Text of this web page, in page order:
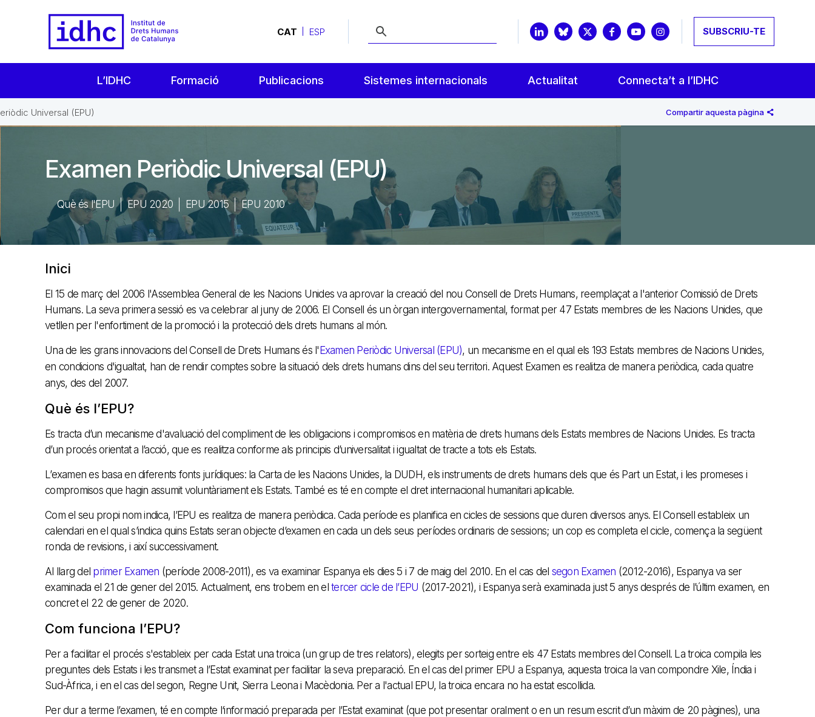
CAT ESP SUBSCRIU-TE
L’IDHC Formació Publicacions Sistemes internacionals Actualitat Connecta’t a l’IDHC
Universal (EPU) Compartir aquesta pàgina
Examen Periòdic Universal (EPU)
Què és l'EPU EPU 2020 EPU 2015 EPU 2010
Inici
El 15 de març del 2006 l'Assemblea General de les Nacions Unides va aprovar la creació del nou Consell de Drets Humans, reemplaçat a l'anterior Comissió de Drets
Humans. La seva primera sessió es va celebrar al juny de 2006. El Consell és un òrgan intergovernamental, format per 47 Estats membres de les Nacions Unides, que
vetllen per l'enfortiment de la promoció i la protecció dels drets humans al món.
Una de les grans innovacions del Consell de Drets Humans és l'Examen Periòdic Universal (EPU), un mecanisme en el qual els 193 Estats membres de Nacions Unides,
en condicions d'igualtat, han de rendir comptes sobre la situació dels drets humans dins del seu territori. Aquest Examen es realitza de manera periòdica, cada quatre
anys, des del 2007.
Què és l’EPU?
Es tracta d’un mecanisme d'avaluació del compliment de les obligacions i compromisos en matèria de drets humans dels Estats membres de Nacions Unides. Es tracta
d’un procés orientat a l’acció, que es realitza conforme als principis d’universalitat i igualtat de tracte a tots els Estats.
L’examen es basa en diferents fonts jurídiques: la Carta de les Nacions Unides, la DUDH, els instruments de drets humans dels que és Part un Estat, i les promeses i
compromisos que hagin assumit voluntàriament els Estats. També es té en compte el dret internacional humanitari aplicable.
Com el seu propi nom indica, l’EPU es realitza de manera periòdica. Cada període es planifica en cicles de sessions que duren diversos anys. El Consell estableix un
calendari en el qual s’indica quins Estats seran objecte d’examen en cada un dels seus períodes ordinaris de sessions; un cop es completa el cicle, comença la següent
ronda de revisions, i així successivament.
Al llarg del primer Examen (període 2008-2011), es va examinar Espanya els dies 5 i 7 de maig del 2010. En el cas del segon Examen (2012-2016), Espanya va ser
examinada el 21 de gener del 2015. Actualment, ens trobem en el tercer cicle de l’EPU (2017-2021), i Espanya serà examinada just 5 anys després de l’últim examen, en
concret el 22 de gener de 2020.
Com funciona l’EPU?
Per a facilitar el procés s'estableix per cada Estat una troica (un grup de tres relators), elegits per sorteig entre els 47 Estats membres del Consell. La troica compila les
preguntes dels Estats i les transmet a l’Estat examinat per facilitar la seva preparació. En el cas del primer EPU a Espanya, aquesta troica la van compondre Xile, Índia i
Sud-Àfrica, i en el cas del segon, Regne Unit, Sierra Leona i Macèdonia. Per a l'actual EPU, la troica encara no ha estat escollida.
Per dur a terme l’examen, té en compte l‘informació preparada per l’Estat examinat (que pot presentar oralment o en un resum escrit d’un màxim de 20 pàgines), una